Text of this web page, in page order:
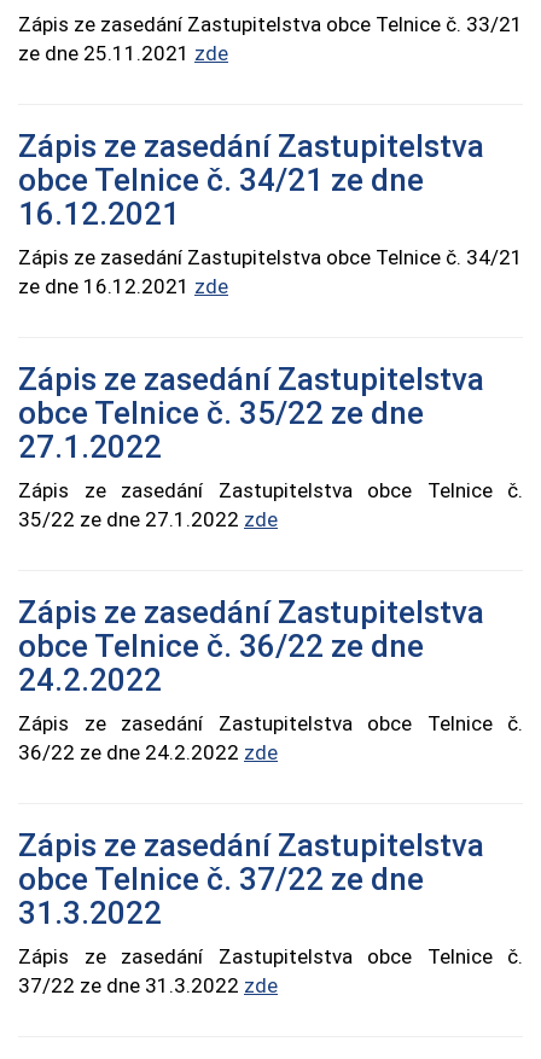
Zápis ze zasedání Zastupitelstva obce Telnice č. 33/21
ze dne 25.11.2021 zde
Zápis ze zasedání Zastupitelstva
obce Telnice č. 34/21 ze dne
16.12.2021
Zápis ze zasedání Zastupitelstva obce Telnice č. 34/21
ze dne 16.12.2021 zde
Zápis ze zasedání Zastupitelstva
obce Telnice č. 35/22 ze dne
27.1.2022
Zápis ze zasedání Zastupitelstva obce Telnice č.
35/22 ze dne 27.1.2022 zde
Zápis ze zasedání Zastupitelstva
obce Telnice č. 36/22 ze dne
24.2.2022
Zápis ze zasedání Zastupitelstva obce Telnice č.
36/22 ze dne 24.2.2022 zde
Zápis ze zasedání Zastupitelstva
obce Telnice č. 37/22 ze dne
31.3.2022
Zápis ze zasedání Zastupitelstva obce Telnice č.
37/22 ze dne 31.3.2022 zde